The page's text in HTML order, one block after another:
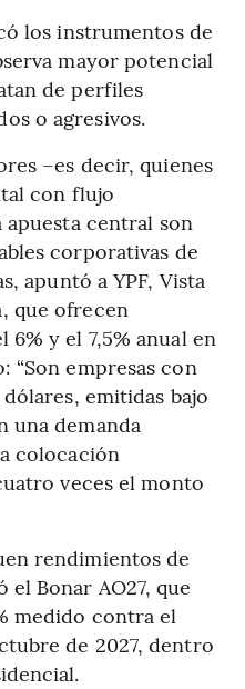
los instrumentos de
mayor potencial
de perfiles
o agresivos.
–es decir, quienes
con flujo
central son
corporativas de
apuntó a YPF, Vista
que ofrecen
y el 7,5% anual en
“Son empresas con
emitidas bajo
una demanda
colocación
veces el monto
rendimientos de
Bonar AO27, que
medido contra el
de 2027, dentro